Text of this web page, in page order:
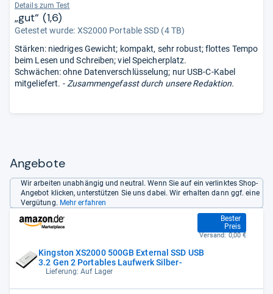
Details zum Test
„gut“ (1,6)
Getestet wurde: XS2000 Portable SSD (4 TB)
Stärken: niedriges Gewicht; kompakt, sehr robust; flottes Tempo
beim Lesen und Schreiben; viel Speicherplatz.
Schwächen: ohne Datenverschlüsselung; nur USB-C-Kabel
mitgeliefert. - Zusammengefasst durch unsere Redaktion.
Angebote
Wir arbeiten unabhängig und neutral. Wenn Sie auf ein verlinktes Shop-
Angebot klicken, unterstützen Sie uns dabei. Wir erhalten dann ggf. eine
Vergütung. Mehr erfahren
Kingston XS2000 500GB External SSD USB
3.2 Gen 2 Portables Laufwerk Silber-
Lieferung: Auf Lager
Bester
Preis
98,47 €
Versand: 0,00 €